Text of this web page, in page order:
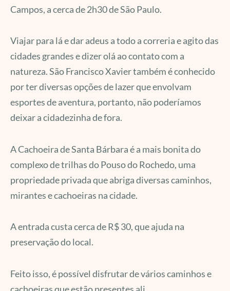
Campos, a cerca de 2h30 de São Paulo.
Viajar para lá e dar adeus a todo a correria e agito das
cidades grandes e dizer olá ao contato com a
natureza. São Francisco Xavier também é conhecido
por ter diversas opções de lazer que envolvam
esportes de aventura, portanto, não poderíamos
deixar a cidadezinha de fora.
A Cachoeira de Santa Bárbara é a mais bonita do
complexo de trilhas do Pouso do Rochedo, uma
propriedade privada que abriga diversas caminhos,
mirantes e cachoeiras na cidade.
A entrada custa cerca de R$ 30, que ajuda na
preservação do local.
Feito isso, é possível disfrutar de vários caminhos e